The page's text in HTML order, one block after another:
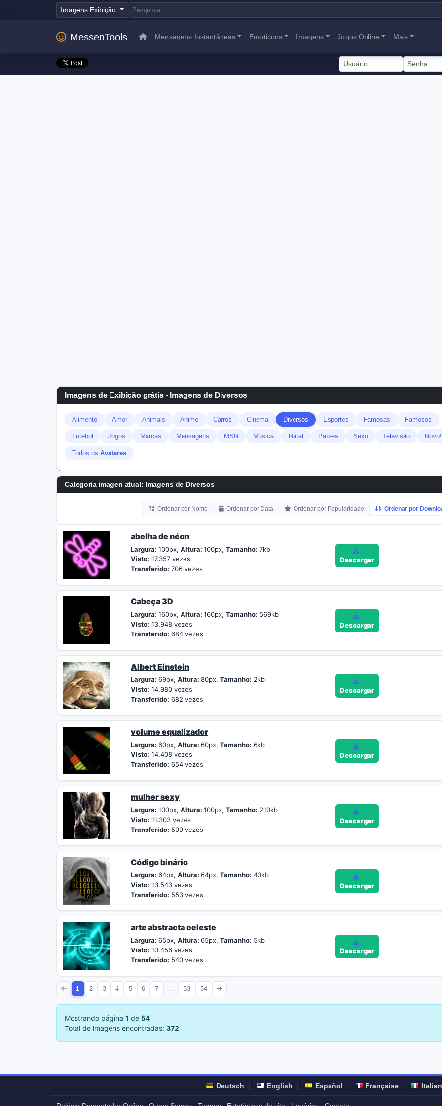
Imagens Exibição
MessenTools Mensagens Instantâneas Emoticons Imagens Jogos Online Mais
Imagens de Exibição grátis - Imagens de Diversos
Alimento Amor Animais Anime Carros Cinema Diversos Esportes Famosas Famosos
Futebol Jogos Marcas Mensagens MSN Música Natal Países Sexo Televisão Novo!
Todos os Avatares
Categoria imagen atual: Imagens de Diversos
Ordenar por Nome Ordenar por Data Ordenar por Popularidade Ordenar por
abelha de néon
Largura:100px,Altura:100px,Tamanho: 7kb
Visto: 17.357 vezes
Transferido: 706 vezes
Descargar
Cabeça 3D
Largura:160px,Altura:160px,Tamanho: 569kb
Visto: 13.948 vezes
Transferido: 684 vezes
Descargar
Albert Einstein
Largura:69px,Altura:80px,Tamanho: 2kb
Visto: 14.980 vezes
Transferido: 682 vezes
Descargar
volume equalizador
Largura:60px,Altura:60px,Tamanho: 6kb
Visto: 14.408 vezes
Transferido: 654 vezes
Descargar
mulher sexy
Largura:100px,Altura:100px,Tamanho: 210kb
Visto: 11.303 vezes
Transferido: 599 vezes
Descargar
Código binário
Largura:64px,Altura:64px,Tamanho: 40kb
Visto: 13.543 vezes
Transferido: 553 vezes
Descargar
arte abstracta celeste
Largura:65px,Altura:65px,Tamanho: 5kb
Visto: 10.456 vezes
Transferido: 540 vezes
Descargar
1 2 3 4 5 6 7 53 54
Mostrando página 1 de 54
Total de imagens encontradas: 372
Deutsch English Español Française